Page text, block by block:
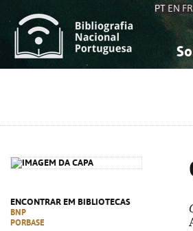
PT EN FR
ENCONTRAR EM BIBLIOTECAS
BNP
PORBASE